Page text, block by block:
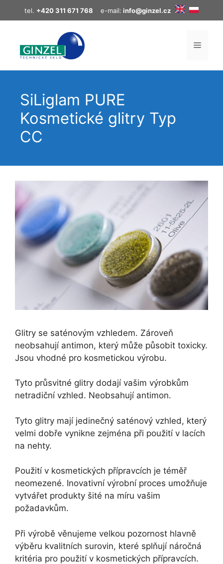
Přeskočit
na
tel. +420 311 671 768 e-mail: info@ginzel.cz
MENU
SiLiglam PURE
Kosmetické glitry Typ
CC
Glitry se saténovým vzhledem. Zároveň
neobsahují antimon, který může působit toxicky.
Jsou vhodné pro kosmetickou výrobu.
Tyto průsvitné glitry dodají vašim výrobkům
netradiční vzhled. Neobsahují antimon.
Tyto glitry mají jedinečný saténový vzhled, který
velmi dobře vynikne zejména při použití v lacích
na nehty.
Použití v kosmetických přípravcích je téměř
neomezené. Inovativní výrobní proces umožňuje
vytvářet produkty šité na míru vašim
požadavkům.
Při výrobě věnujeme velkou pozornost hlavně
výběru kvalitních surovin, které splňují náročná
kritéria pro použití v kosmetických přípravcích.